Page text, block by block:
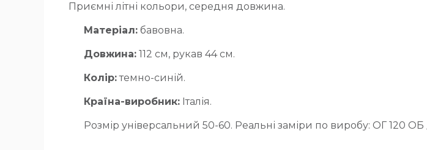
Приємні літні кольори, середня довжина.
Матеріал: бавовна.
Довжина: 112 см, рукав 44 см.
Колір:темно-синій.
Країна-виробник: Італія.
Розмір універсальний 50-60. Реальні заміри по виробу: ОГ 120 ОБ